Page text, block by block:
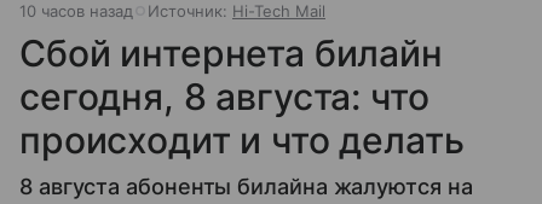
10 часов назад Источник: Hi-Tech Mail
Сбой интернета билайн
сегодня, 8 августа: что
происходит и что делать
8 августа абоненты билайна жалуются на